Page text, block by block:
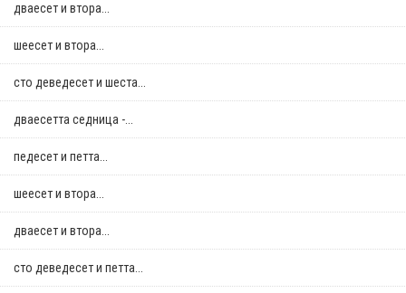
дваесет и втора...
шеесет и втора...
сто деведесет и шеста...
дваесетта седница -...
педесет и петта...
шеесет и втора...
дваесет и втора...
сто деведесет и петта...